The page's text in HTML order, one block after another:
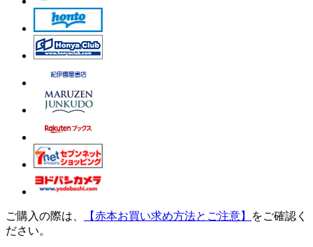
ご購入の際は、 【赤本お買い求め方法とご注意】
をご確認く
ださい。